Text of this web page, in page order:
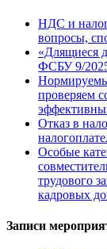
НДС и налог
вопросы,
«Длящиеся
ФСБУ 9/
проверяем
Отказ в
Особые
трудового
кадровых
Записи